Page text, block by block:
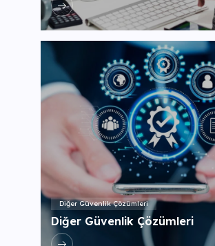
Diğer Güvenlik Çözümleri
Diğer Güvenlik Çözümleri